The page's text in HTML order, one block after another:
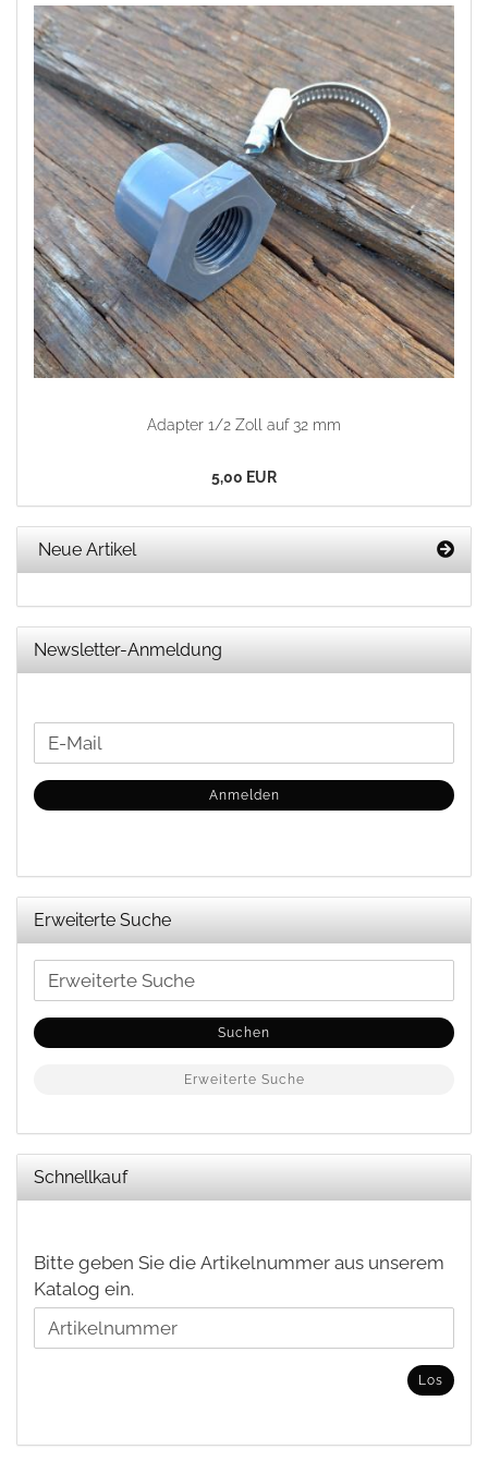
Adapter 1/2 Zoll auf 32 mm
5,00 EUR
Neue Artikel
Newsletter-Anmeldung
WEITER
ZUR
NEWSLETTER-
ANMELDUNG
E-
Mail
Anmelden
Erweiterte Suche
Erweiterte
Suche
Suchen
Erweiterte Suche
Schnellkauf
BITTE
GEBEN
SIE
DIE
KATALOG
Bitte geben Sie die Artikelnummer aus unserem
Katalog ein.
Los